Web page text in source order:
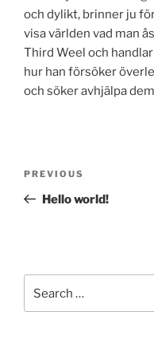
och dylikt, brinner ju
visa världen vad man
Third Weel och
hur han försöker
och söker avhjälpa
Previous
Post
PREVIOUS
Hello world!
for: